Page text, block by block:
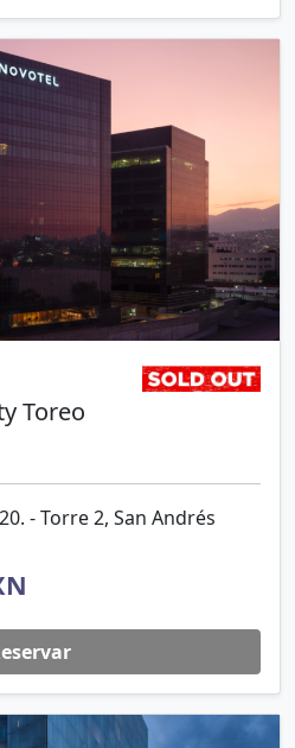
Toreo
- Torre 2, San Andrés